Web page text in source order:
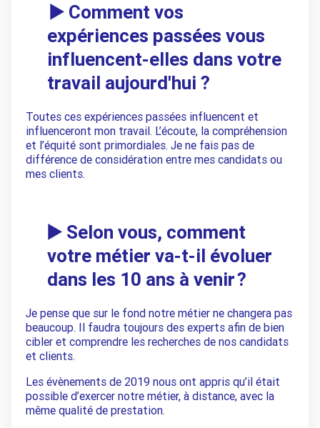
▶️ Comment vos
expériences passées vous
influencent-elles dans votre
travail aujourd'hui ?
Toutes ces expériences passées influencent et
influenceront mon travail. L’écoute, la compréhension
et l’équité sont primordiales. Je ne fais pas de
différence de considération entre mes candidats ou
mes clients.
▶️ Selon vous, comment
votre métier va-t-il évoluer
dans les 10 ans à venir ?
Je pense que sur le fond notre métier ne changera pas
beaucoup. Il faudra toujours des experts afin de bien
cibler et comprendre les recherches de nos candidats
et clients.
Les évènements de 2019 nous ont appris qu’il était
possible d’exercer notre métier, à distance, avec la
même qualité de prestation.